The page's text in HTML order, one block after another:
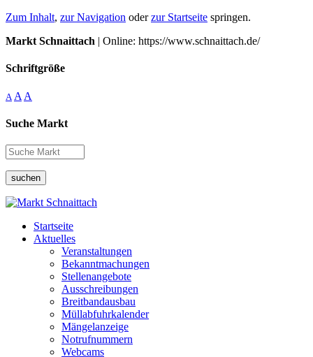
Zum Inhalt, zur Navigation oderzur Startseite springen.
Markt Schnaittach | Online: https://www.schnaittach.de/
Schriftgröße
A A A
Suche Markt
suchen
Startseite
Aktuelles
Veranstaltungen
Bekanntmachungen
Stellenangebote
Ausschreibungen
Breitbandausbau
Müllabfuhrkalender
Mängelanzeige
Notrufnummern
Webcams